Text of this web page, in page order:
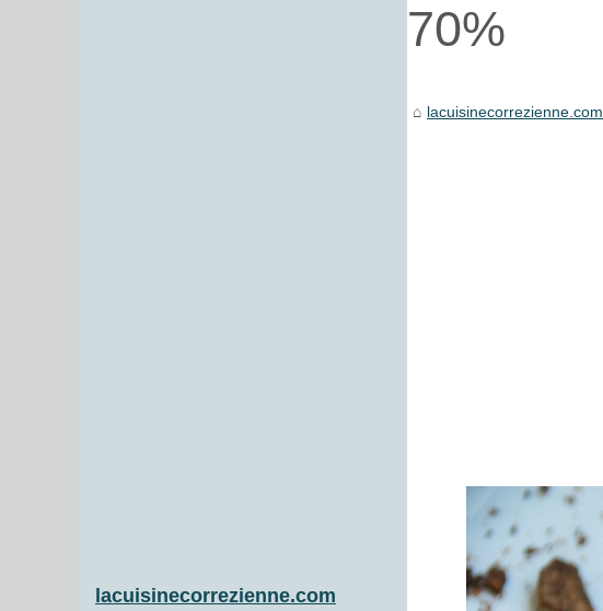
70%
lacuisinecorrezienne.com
lacuisinecorrezienne.com